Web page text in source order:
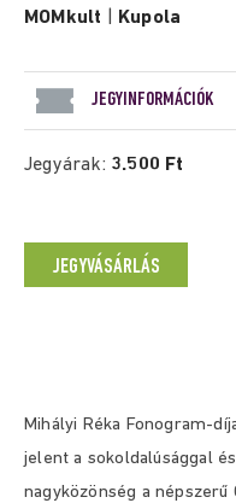
MOMkult Kupola
JEGYINFORMÁCIÓK
Jegyárak: 3.500 Ft
JEGYVÁSÁRLÁS
Mihályi Réka Fonogram-
jelent a sokoldalúsággal
nagyközönség a népszerű